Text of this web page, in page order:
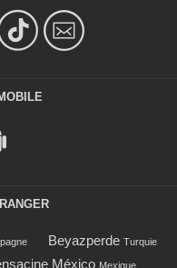
Beyazperde Turquie
México Mexique